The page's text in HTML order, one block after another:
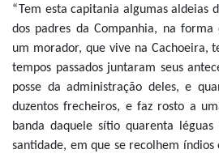
“Tem esta capitania algumas aldeias
dos padres da Companhia, na forma
um morador, que vive na Cachoeira,
tempos passados juntaram seus
posse da administração deles, e
duzentos frecheiros, e faz rosto a
banda daquele sítio quarenta
santidade, em que se recolhem índios